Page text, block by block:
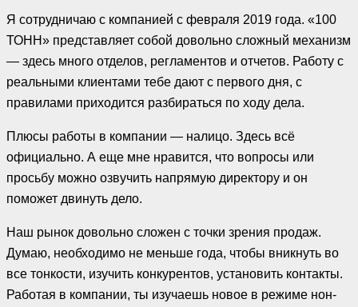
Я сотрудничаю с компанией с февраля 2019 года. «100
ТОНН» представляет собой довольно сложный механизм
— здесь много отделов, регламентов и отчетов. Работу с
реальными клиентами тебе дают с первого дня, с
правилами приходится разбираться по ходу дела.
Плюсы работы в компании — налицо. Здесь всё
официально. А еще мне нравится, что вопросы или
просьбу можно озвучить напрямую директору и он
поможет двинуть дело.
Наш рынок довольно сложен с точки зрения продаж.
Думаю, необходимо не меньше года, чтобы вникнуть во
все тонкости, изучить конкурентов, установить контакты.
Работая в компании, ты изучаешь новое в режиме нон-